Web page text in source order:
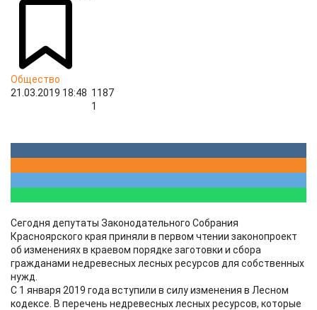
Общество
21.03.2019 18:48 1187
1
Сегодня депутаты Законодательного Собрания
Красноярского края приняли в первом чтении законопроект
об изменениях в краевом порядке заготовки и сбора
гражданами недревесных лесных ресурсов для собственных
нужд.
С 1 января 2019 года вступили в силу изменения в Лесном
кодексе. В перечень недревесных лесных ресурсов, которые